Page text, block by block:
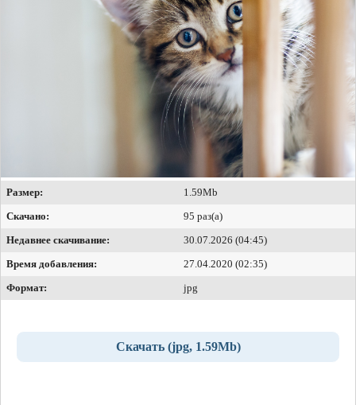
Размер:
1.59Mb
Скачано:
95 раз(а)
Недавнее скачивание:
30.07.2026 (04:45)
Время добавления:
27.04.2020 (02:35)
Формат:
jpg
Скачать (jpg, 1.59Mb)